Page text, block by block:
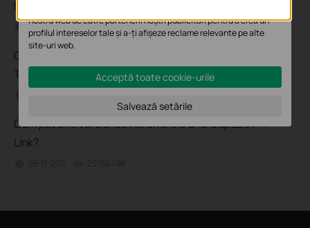
Cum pot identifica modelul dispozitivului meu TP-Link?
06-12-2018 7625175views
Cum găsesc serial number (număr serie) pe un dispozitiv
TP-Link?
Cum pot afla versiunea hardware a unui dispozitiv TP-
Link?
05-11-2011 25765498
nostru web de către partenerii noștri publicitari pentru a crea un
profilul intereselor tale și a-ți afișeze reclame relevante pe alte
site-uri web.
Acceptă toate cookie-urile
Salvează setările